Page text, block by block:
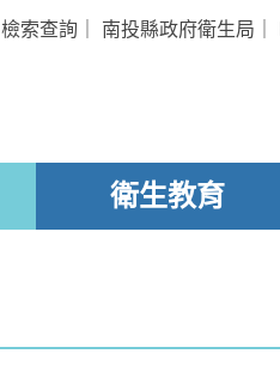
檢索查詢 南投縣政府衛生局
衛生教育